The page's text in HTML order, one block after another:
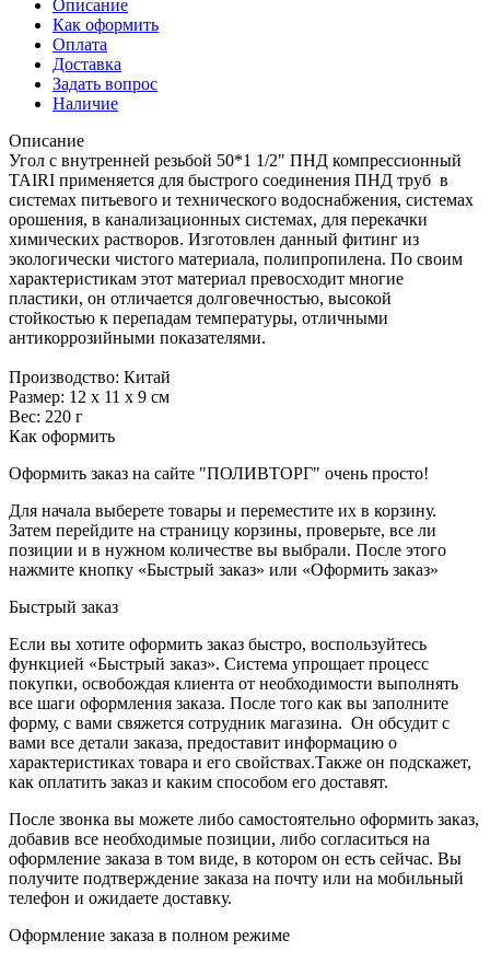
Описание
Как оформить
Оплата
Доставка
Задать вопрос
Наличие
Описание
Угол с внутренней резьбой 50*1 1/2" ПНД компрессионный
TAIRI применяется для быстрого соединения ПНД труб в
системах питьевого и технического водоснабжения, системах
орошения, в канализационных системах, для перекачки
химических растворов. Изготовлен данный фитинг из
экологически чистого материала, полипропилена. По своим
характеристикам этот материал превосходит многие
пластики, он отличается долговечностью, высокой
стойкостью к перепадам температуры, отличными
антикоррозийными показателями.
Производство: Китай
Размер: 12 х 11 х 9 см
Вес: 220 г
Как оформить
Оформить заказ на сайте "ПОЛИВТОРГ" очень просто!
Для начала выберете товары и переместите их в корзину.
Затем перейдите на страницу корзины, проверьте, все ли
позиции и в нужном количестве вы выбрали. После этого
нажмите кнопку «Быстрый заказ» или «Оформить заказ»
Быстрый заказ
Если вы хотите оформить заказ быстро, воспользуйтесь
функцией «Быстрый заказ». Система упрощает процесс
покупки, освобождая клиента от необходимости выполнять
все шаги оформления заказа. После того как вы заполните
форму, с вами свяжется сотрудник магазина. Он обсудит с
вами все детали заказа, предоставит информацию о
характеристиках товара и его свойствах.Также он подскажет,
как оплатить заказ и каким способом его доставят.
После звонка вы можете либо самостоятельно оформить заказ,
добавив все необходимые позиции, либо согласиться на
оформление заказа в том виде, в котором он есть сейчас. Вы
получите подтверждение заказа на почту или на мобильный
телефон и ожидаете доставку.
Оформление заказа в полном режиме